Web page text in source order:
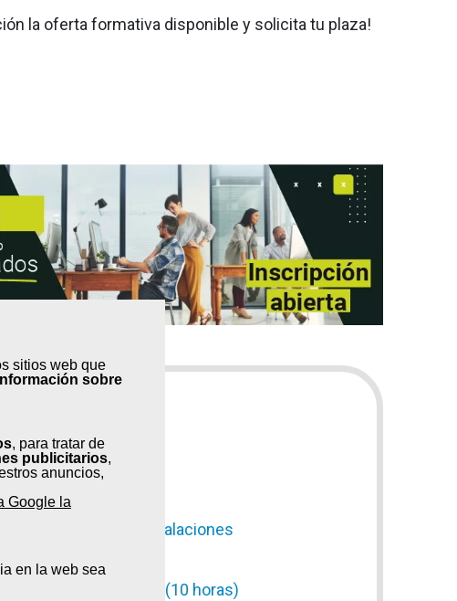
sitios web que
sobre
, para tratar de
publicitarios,
anuncios,
Google la
en la web sea
la oferta formativa disponible y solicita tu plaza!
tu curso!
(20 horas)
y mecánico de instalaciones
y protección (10 horas)